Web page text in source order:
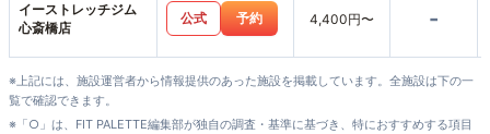
イーストレッチジム
心斎橋店
公式 予約 4,400円〜 -
※上記には、施設運営者から情報提供のあった施設を掲載しています。全施設は下の一
覧で確認できます。
※「○」は、FIT PALETTE編集部が独自の調査・基準に基づき、特におすすめする項目